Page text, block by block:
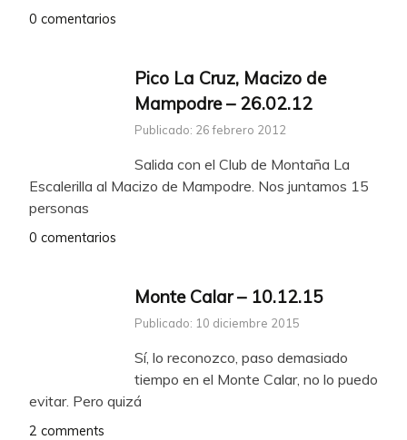
0 comentarios
Pico La Cruz, Macizo de
Mampodre – 26.02.12
Publicado: 26 febrero 2012
Salida con el Club de Montaña La
Escalerilla al Macizo de Mampodre. Nos juntamos 15
personas
0 comentarios
Monte Calar – 10.12.15
Publicado: 10 diciembre 2015
Sí, lo reconozco, paso demasiado
tiempo en el Monte Calar, no lo puedo
evitar. Pero quizá
2 comments